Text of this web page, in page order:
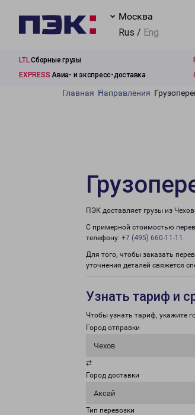
Москва
Rus / Eng
LTLСборные грузы
EXPRESS Авиа- и экспресс-доставка
Главная Направления
ПЭК доставляет грузы из
С примерной стоимостью
телефону: +7 (495) 660-11-11 .
Для того, чтобы заказать
уточнения деталей свяжется
Узнать тариф и
Чтобы узнать тариф, укажите
Город отправки
Чехов
⇄
Город доставки
Аксай
Тип перевозки